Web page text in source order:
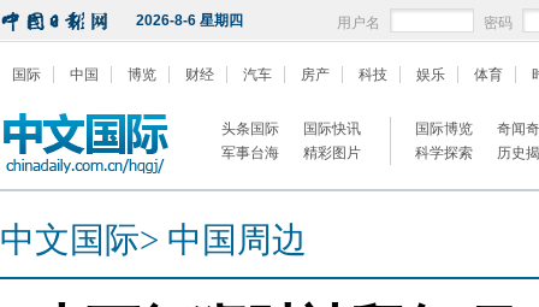
2026-8-6 星期四 用户名 密码
国际 中国 博览 财经 汽车 房产 科技 娱乐 体育
头条国际
国际快讯
军事台海
精彩图片
国际博览
奇闻
科学探索
历史
中文国际> 中国周边